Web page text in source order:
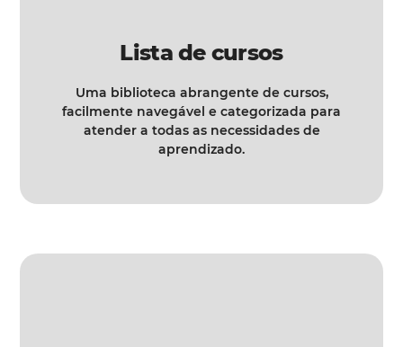
Lista de cursos
Uma biblioteca abrangente de cursos,
facilmente navegável e categorizada para
atender a todas as necessidades de
aprendizado.